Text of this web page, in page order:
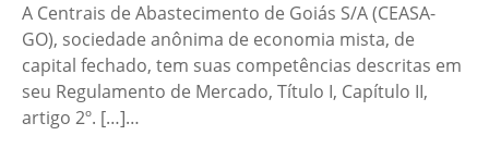
A Centrais de Abastecimento de Goiás S/A (CEASA-
GO), sociedade anônima de economia mista, de
capital fechado, tem suas competências descritas em
seu Regulamento de Mercado, Título I, Capítulo II,
artigo 2º. […]…